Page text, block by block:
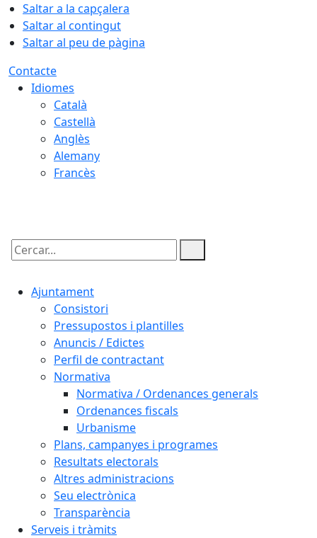
Saltar a la capçalera
Saltar al contingut
Saltar al peu de pàgina
Contacte
Idiomes
Català
Castellà
Anglès
Alemany
Francès
Cercar:
Ajuntament
Consistori
Pressupostos i plantilles
Anuncis / Edictes
Perfil de contractant
Normativa
Normativa / Ordenances generals
Ordenances fiscals
Urbanisme
Plans, campanyes i programes
Resultats electorals
Altres administracions
Seu electrònica
Transparència
Serveis i tràmits